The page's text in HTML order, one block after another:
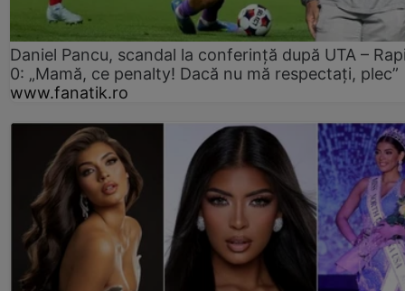
Daniel Pancu, scandal la conferință după UTA –
0: „Mamă, ce penalty! Dacă nu mă respectați, plec”
www.fanatik.ro